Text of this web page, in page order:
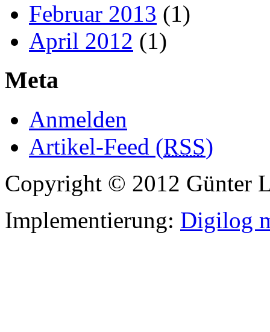
Februar 2013 (1)
April 2012 (1)
Meta
Anmelden
Artikel-Feed (RSS)
Copyright © 2012 Günter
Implementierung: Digilog